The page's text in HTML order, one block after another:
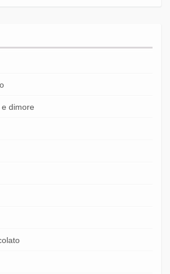
dimore